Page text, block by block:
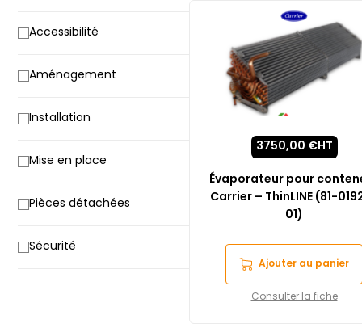
Accessibilité
Aménagement
Installation
Mise en place
Pièces détachées
Sécurité
Évaporateur pour
Carrier – ThinLINE (81-
01)
3750,00 €HT
Ajouter au panier
Consulter la fiche